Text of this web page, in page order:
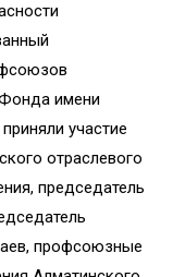
имени
участие
отраслевого
председатель
профсоюзные